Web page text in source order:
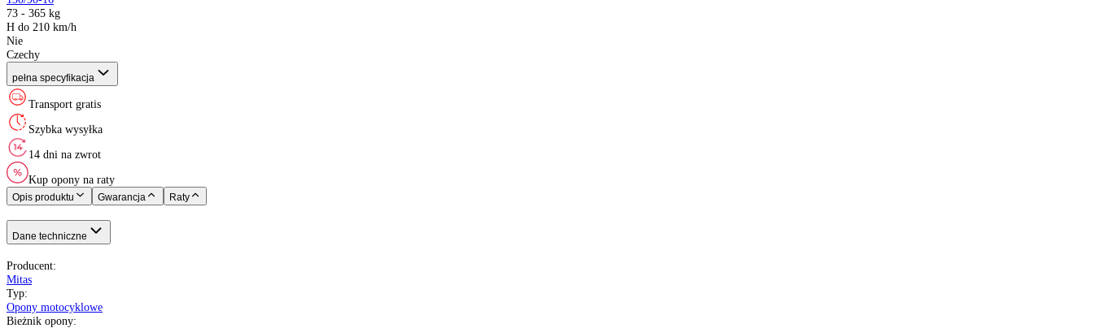
Rozmiar:
Indeks ładowności
Indeks prędkości:
XL (Extra Load):
Kraj pochodzenia:
Mitas
Opony Całoroczne
130/90-16
73 - 365 kg
H do 210 km/h
Nie
pełna specyfikacja
Transport gratis